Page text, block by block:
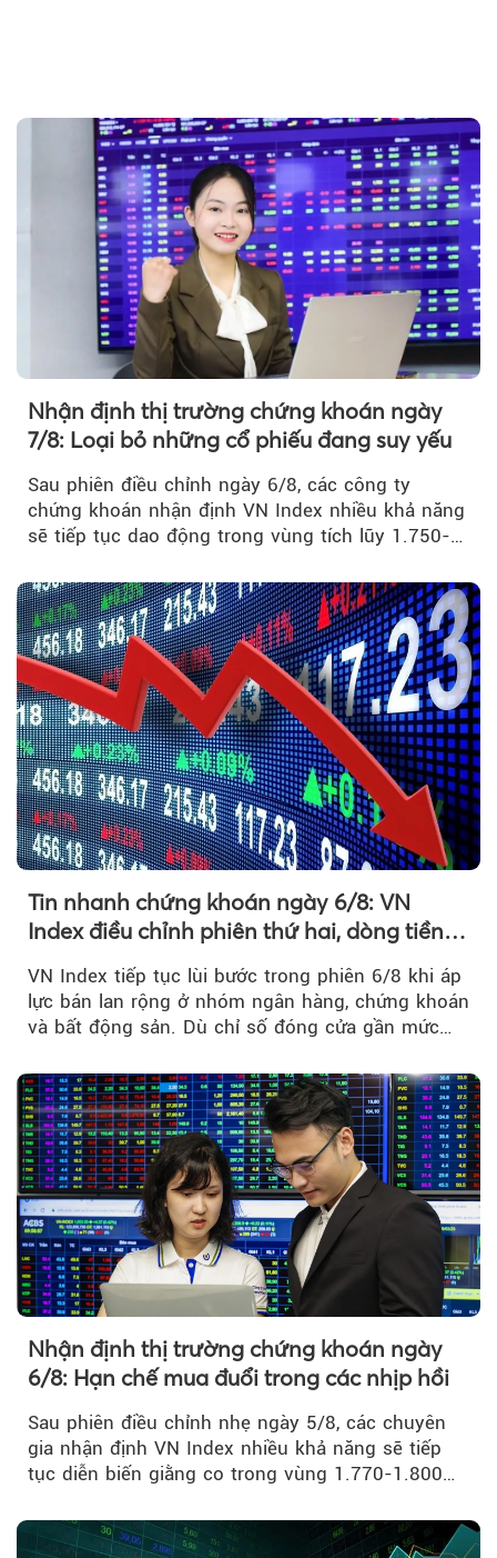
Theo
Nhận định thị trường chứng khoán ngày
7/8: Loại bỏ những cổ phiếu đang suy yếu
Sau phiên điều chỉnh ngày 6/8, các công ty
chứng khoán nhận định VN Index nhiều khả năng
sẽ tiếp tục dao động trong vùng tích lũy 1.750-
Tin nhanh chứng khoán ngày 6/8: VN
Index điều chỉnh phiên thứ hai, dòng tiền
chờ phản ứng tại vùng MA20
VN Index tiếp tục lùi bước trong phiên 6/8 khi áp
lực bán lan rộng ở nhóm ngân hàng, chứng khoán
và bất động sản. Dù chỉ số đóng cửa gần mức
Nhận định thị trường chứng khoán ngày
6/8: Hạn chế mua đuổi trong các nhịp hồi
Sau phiên điều chỉnh nhẹ ngày 5/8, các chuyên
gia nhận định VN Index nhiều khả năng sẽ tiếp
tục diễn biến giằng co trong vùng 1.770-1.800